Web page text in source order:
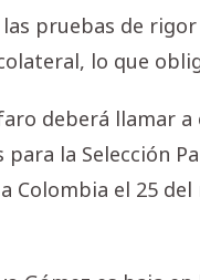
pruebas de
lo que
deberá llamar
para la Selección
Colombia el 25